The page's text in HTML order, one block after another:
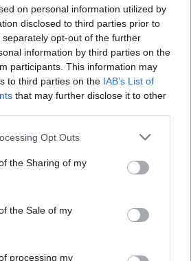
on personal information utilized by
disclosed to third parties prior to
opt-out of the further
information by third parties on the
participants. This information may
to third parties on the IAB’s List of
that may further disclose it to other
app uses one or more Google
or usage behaviour. You may click to
Google and its third-party tags to
specified purposes in below Google
Opt Outs
the Sharing of my
the Sale of my
processing my
πιθανή πτώση του ΑΕΠ κατά
βάση, εφόσον δεν υπάρξει
τον Ιούνιο.
πιέσεις στις τιμές
τις προοπτικές
Κεντρική Τράπεζα.